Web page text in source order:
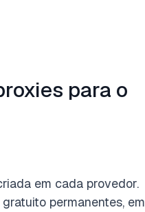
para o
em cada provedor.
permanentes, em